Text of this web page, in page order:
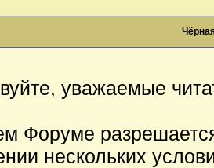
уважаемые
Форуме
нескольких